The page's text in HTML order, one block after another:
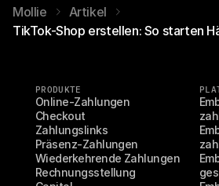
Mollie
Artikel
TikTok-Shop erstellen: So starten
PRODUKTE
Online-Zahlungen
Checkout
Zahlungslinks
Präsenz-Zahlungen
Wiederkehrende Zahlungen
Rechnungsstellung